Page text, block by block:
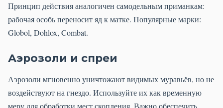
Принцип действия аналогичен самодельным приманкам:
рабочая особь переносит яд к матке. Популярные марки:
Globol, Dohlox, Combat.
Аэрозоли и спреи
Аэрозоли мгновенно уничтожают видимых муравьёв, но не
воздействуют на гнездо. Используйте их как временную